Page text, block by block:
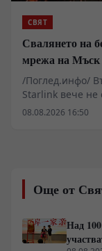
СВЯТ
Свалянето на
мрежа на Мъск
/Поглед.инфо/
Starlink вече не
стратегически.
планиране и
08.08.2026 16:50
Още от
Над